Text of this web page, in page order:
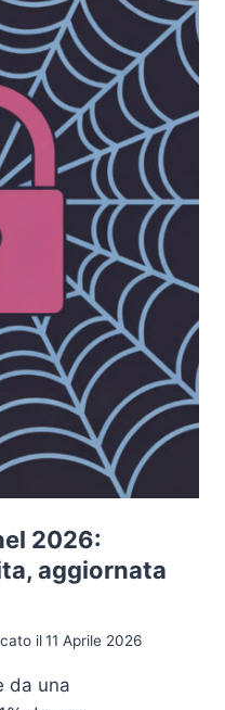
2026:
aggiornata
il11 Aprile 2026
da una